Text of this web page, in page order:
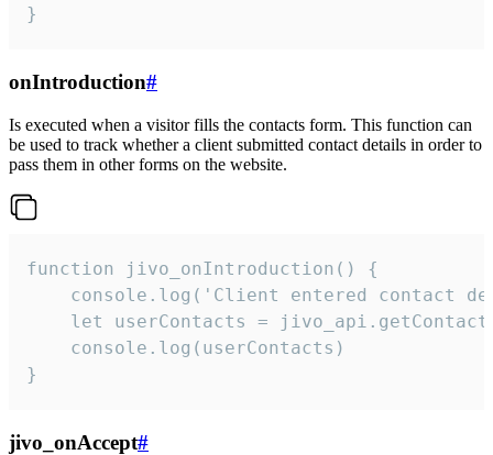
}
onIntroduction#
Is executed when a visitor fills the contacts form. This function can
be used to track whether a client submitted contact details in order to
pass them in other forms on the website.
function jivo_onIntroduction() {
console.log('Client entered contact
let userContacts =
    console.log(userContacts)
}
jivo_onAccept#